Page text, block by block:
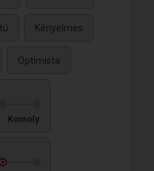
Kényelmes
Optimista
Komoly